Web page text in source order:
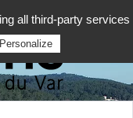
all third-party services
Personalize